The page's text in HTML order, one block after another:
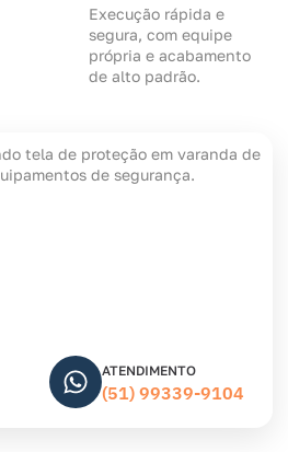
Execução rápida e
segura, com equipe
própria e acabamento
de alto padrão.
ATENDIMENTO
(51) 99339-9104